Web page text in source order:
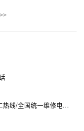
国统一维修电话是多少